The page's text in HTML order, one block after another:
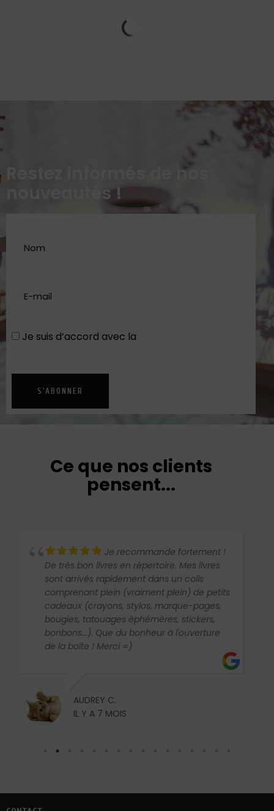
Restez informés de nos
nouveautés !
Je suis d’accord avec la
S'ABONNER
Ce que nos clients
pensent...
Je recommande fortement !
De très bon livres en répertoire. Mes livres
sont arrivés rapidement dans un colis
comprenant plein (vraiment plein) de petits
cadeaux (crayons, stylos, marque-pages,
bougies, tatouages éphémères, stickers,
bonbons...). Que du bonheur à l'ouverture
de la boîte ! Merci =)
AUDREY C.
IL Y A 7 MOIS